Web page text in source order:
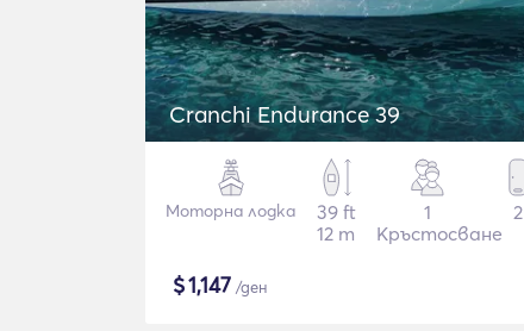
Cranchi Endurance 39
Моторна лодка
39 ft
12 m
1
Кръстосване
2
$1,147 /ден